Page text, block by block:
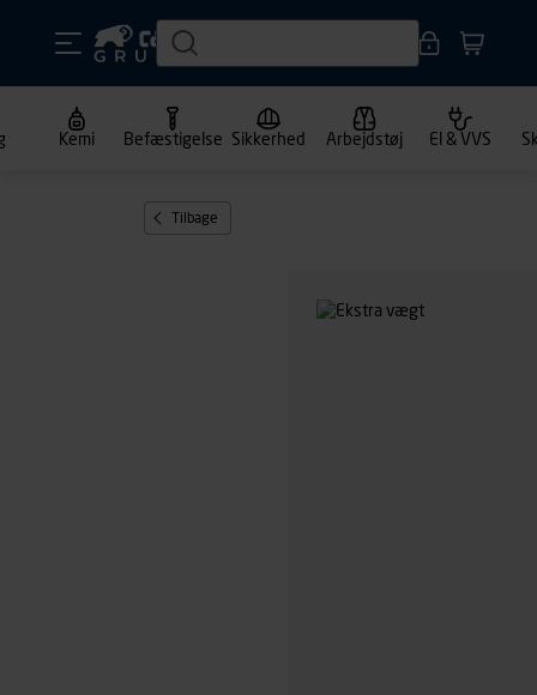
Kemi Befæstigelse Sikkerhed Arbejdstøj El & VVS
Tilbage